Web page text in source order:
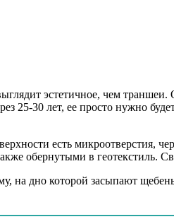
эстетичное, чем
25-30 лет, ее просто нужно
есть микроотверстия,
обернутыми в геотекстиль.
на дно которой засыпают